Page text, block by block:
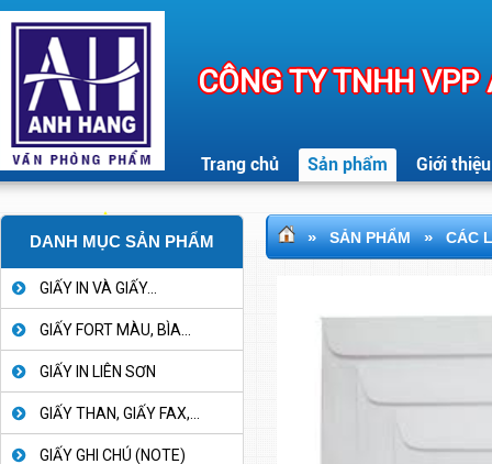
CÔNG TY TNHH
Trang chủ Sản phẩm Giới thiệu
DANH MỤC SẢN PHẨM
GIẤY IN VÀ GIẤY...
GIẤY FORT MÀU, BÌA...
GIẤY IN LIÊN SƠN
GIẤY THAN, GIẤY FAX,...
GIẤY GHI CHÚ (NOTE)
» SẢN PHẨM » CÁC